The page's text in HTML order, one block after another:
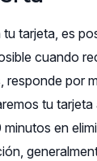
tarjeta, es
cuando
responde por
tu
en